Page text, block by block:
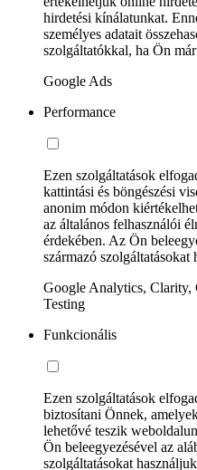
hirdetési kínálatunkat.
személyes adatait
szolgáltatókkal, ha Ön
Google Ads
Performance
Ezen szolgáltatások
kattintási és böngészési
anonim módon
az általános felhasználói
érdekében. Az Ön
származó
Google Analytics, Clarity,
Testing
Funkcionális
Ezen szolgáltatások
biztosítani Önnek,
lehetővé teszik
Ön beleegyezésével az
szolgáltatásokat